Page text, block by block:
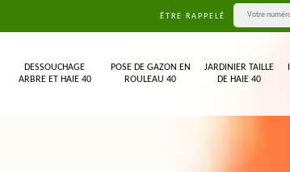
ÊTRE RAPPELÉ
DESSOUCHAGE
ARBRE ET HAIE 40
POSE DE GAZON EN
ROULEAU 40
JARDINIER TAILLE
DE HAIE 40